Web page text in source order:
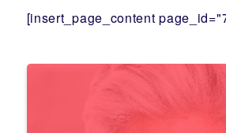
[insert_page_content